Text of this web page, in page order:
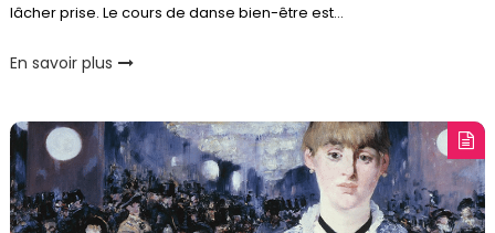
lâcher prise. Le cours de danse bien-être est…
En savoir plus